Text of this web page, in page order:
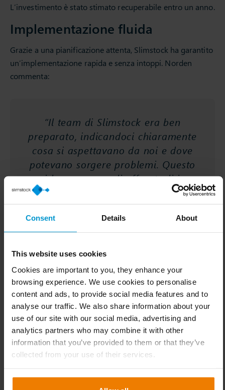
Consent Details About
This website uses cookies
Cookies are important to you, they enhance your
browsing experience. We use cookies to personalise
content and ads, to provide social media features and to
analyse our traffic. We also share information about your
use of our site with our social media, advertising and
analytics partners who may combine it with other
information that you’ve provided to them or that they’ve
collected from your use of their services.
L’investimento è stato stimato recuperabile entro un anno.
Implementazione fluida
Grazie a una pianificazione attenta, Slimstock ha garantito
un’implementazione rapida e senza intoppi. Norden
commenta:
“Il team di Slimstock era ben
preparato, indicandoci chiaramente
cosa si aspettavano da noi e dove
potevano sorgere problemi. Questo
ci ha permesso di affrontarli in
risparmiare tempo e denaro, risorse poi investite
nell’adozione degli strumenti di Business Intelligence di
Slimstock.
Benefici immediati
Entro un mese dall’avvio, i vantaggi di Slim4 erano già
evidenti.
categorie di prodotti, i livelli di inventario non erano